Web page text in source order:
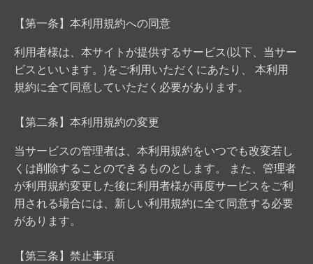
【第一条】本利用規約への同意
利用者様は、本サイトが提供するサービス(以下、当サー
ビスといいます。)をご利用いただくにあたり、 本利用
規約に全て同意していただく必要があります。
【第二条】本利用規約の変更
当サービスの管理者は、本利用規約をいつでも改変若し
くは削除することのできるものとします。 また、管理者
が利用規約変更した後に利用者様が再度サービスをご利
用される場合には、新しい利用規約に全て同意する必要
があります。
【第三条】禁止事項